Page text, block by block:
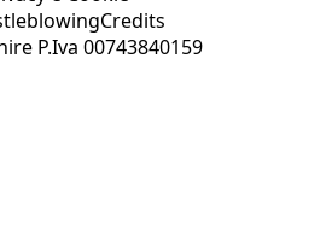
Credits
P.Iva 00743840159